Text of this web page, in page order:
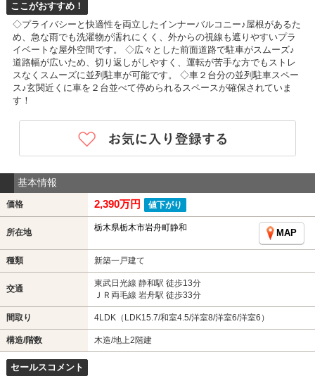
ここがおすすめ！
◇プライバシーと快適性を両立したインナーバルコニー♪屋根があるた
め、急な雨でも洗濯物が濡れにくく、外からの視線も遮りやすいプラ
イベートな屋外空間です。 ◇広々とした前面道路で駐車がスムーズ♪
道路幅が広いため、切り返しがしやすく、運転が苦手な方でもストレ
スなくスムーズに並列駐車が可能です。 ◇車２台分の並列駐車スペー
ス♪玄関近くに車を２台並べて停められるスペースが確保されていま
す！
基本情報
価格 2,390万円 値下がり
所在地 栃木県栃木市岩舟町静和
MAP
種類 新築一戸建て
交通
東武日光線 静和駅 徒歩13分
ＪＲ両毛線 岩舟駅 徒歩33分
間取り 4LDK（LDK15.7/和室4.5/洋室8/洋室6/洋室6）
構造/階数 木造/地上2階建
セールスコメント